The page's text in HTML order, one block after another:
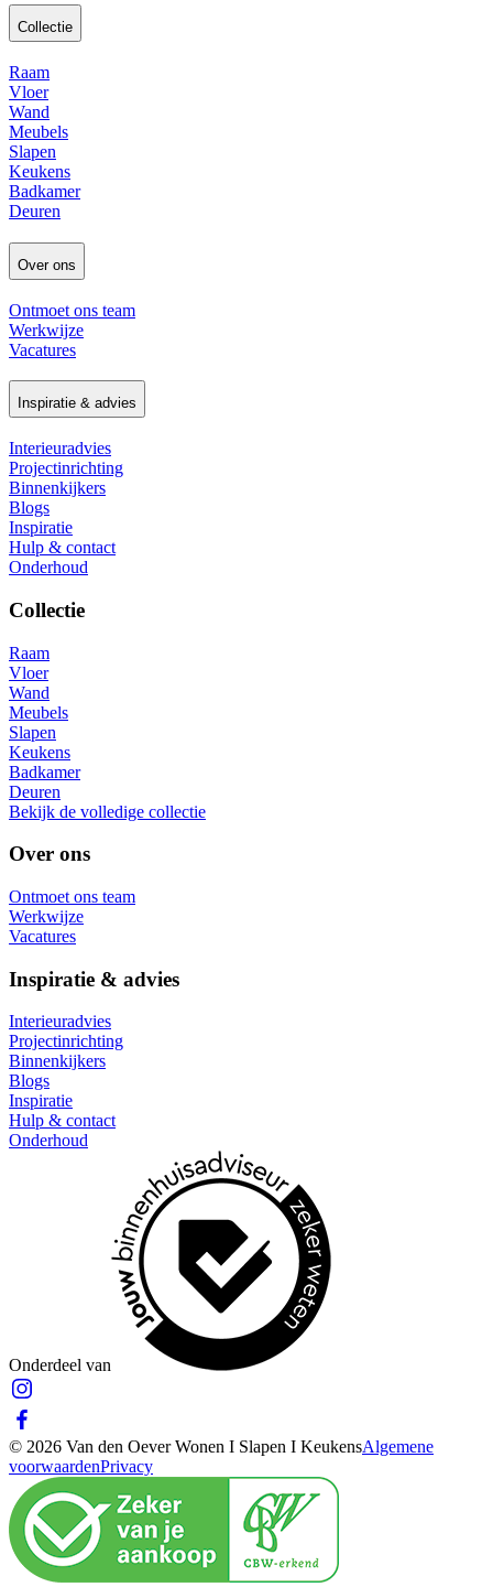
Collectie
Raam
Vloer
Wand
Meubels
Slapen
Keukens
Badkamer
Deuren
Over ons
Ontmoet ons team
Werkwijze
Vacatures
Inspiratie & advies
Interieuradvies
Projectinrichting
Binnenkijkers
Blogs
Inspiratie
Hulp & contact
Onderhoud
Collectie
Raam
Vloer
Wand
Meubels
Slapen
Keukens
Badkamer
Deuren
Bekijk de volledige collectie
Over ons
Ontmoet ons team
Werkwijze
Vacatures
Inspiratie & advies
Interieuradvies
Projectinrichting
Binnenkijkers
Blogs
Inspiratie
Hulp & contact
Onderhoud
Onderdeel van
© 2026 Van den Oever Wonen I Slapen I KeukensAlgemene
voorwaardenPrivacy